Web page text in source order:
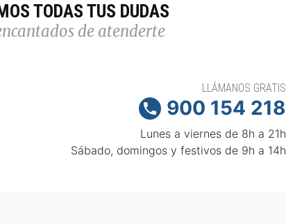
TODAS TUS DUDAS
de atenderte
LLÁMANOS GRATIS
 900 154 218
Lunes a viernes de 8h a 21h
Sábado, domingos y festivos de 9h a 14h